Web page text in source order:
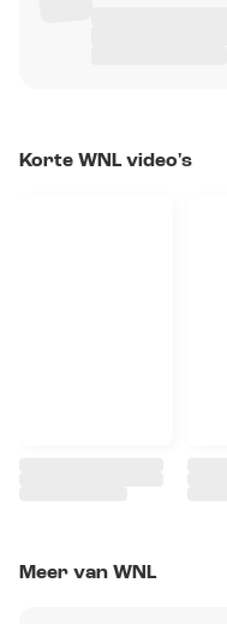
Korte WNL video's
Meer van WNL